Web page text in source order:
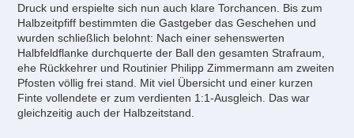
Druck und erspielte sich nun auch klare Torchancen. Bis zum
Halbzeitpfiff bestimmten die Gastgeber das Geschehen und
wurden schließlich belohnt: Nach einer sehenswerten
Halbfeldflanke durchquerte der Ball den gesamten Strafraum,
ehe Rückkehrer und Routinier Philipp Zimmermann am zweiten
Pfosten völlig frei stand. Mit viel Übersicht und einer kurzen
Finte vollendete er zum verdienten 1:1-Ausgleich. Das war
gleichzeitig auch der Halbzeitstand.